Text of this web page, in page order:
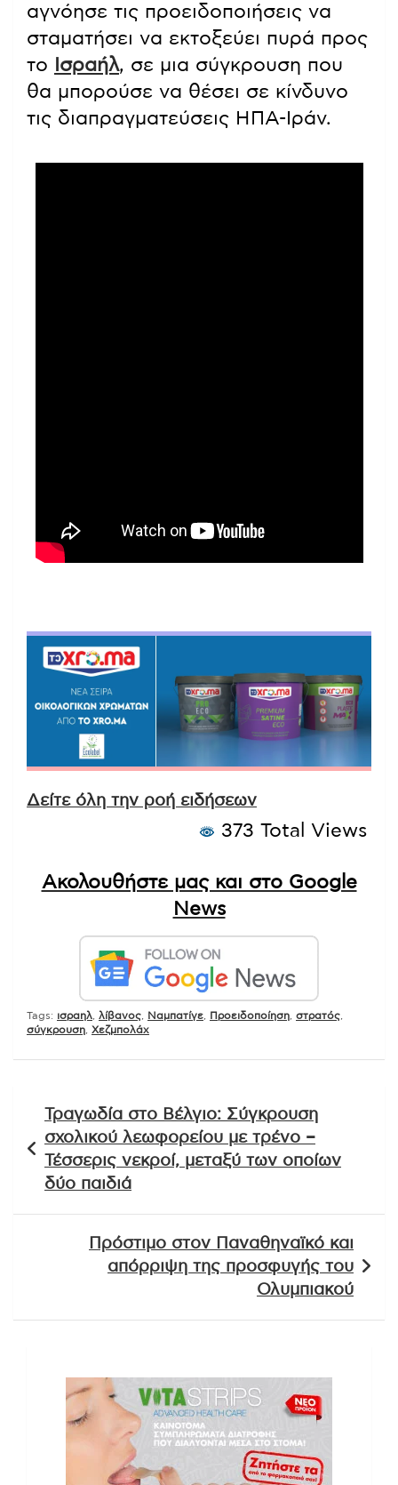
αγνόησε τις προειδοποιήσεις να
σταματήσει να εκτοξεύει πυρά προς
το
Ισραήλ, σε μια σύγκρουση που
θα μπορούσε να θέσει σε κίνδυνο
τις διαπραγματεύσεις ΗΠΑ-Ιράν.
Δείτε όλη την ροή ειδήσεων
373 Total Views
Ακολουθήστε μας και στο Google
News
Tags: ισραηλ λίβανος Ναμπατίγε Προειδοποίηση στρατός
σύγκρουση Χεζμπολάχ
άρθρων
Τραγωδία στο Βέλγιο: Σύγκρουση
σχολικού λεωφορείου με τρένο –
Τέσσερις νεκροί, μεταξύ των οποίων
δύο παιδιά
Πρόστιμο στον Παναθηναϊκό και
απόρριψη της προσφυγής του
Ολυμπιακού